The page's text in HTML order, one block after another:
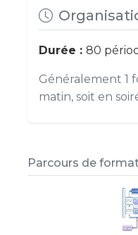
Durée : 80
Généralement 1
matin, soit en
Parcours de